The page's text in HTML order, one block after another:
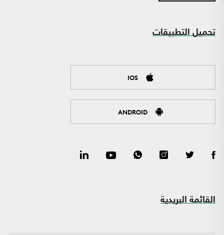
تحميل التطبيقات
IOS
ANDROID
القائمة البريدية